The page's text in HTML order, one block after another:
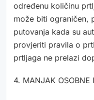
određenu količinu
može biti ograničen,
putovanja kada su
provjeriti pravila o
prtljaga ne prelazi
4. MANJAK OSOBNE